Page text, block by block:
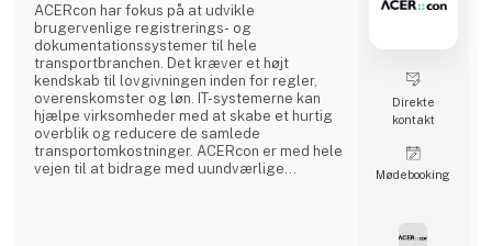
ACERcon har fokus på at udvikle
brugervenlige registrerings- og
dokumentationssystemer til hele
transportbranchen. Det kræver et højt
kendskab til lovgivningen inden for regler,
overenskomster og løn. IT-systemerne kan
hjælpe virksomheder med at skabe et hurtig
overblik og reducere de samlede
transportomkostninger. ACERcon er med hele
vejen til at bidrage med uundværlige
Direkte
kontakt
Møde­booking